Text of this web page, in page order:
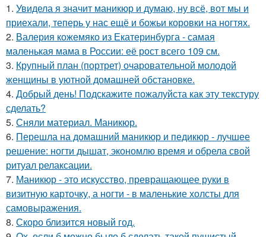
1. Увидела я значит маникюр и думаю, ну всё, вот мы и
приехали, теперь у нас ещё и божьи коровки на ногтях.
2. Валерия кожемяко из Екатеринбурга - самая
маленькая мама в России: её рост всего 109 см.
3. Крупный план (портрет) очаровательной молодой
женщины в уютной домашней обстановке.
4. Добрый день! Подскажите пожалуйста как эту текстуру
сделать?
5. Сняли материал. Маникюр.
6. Перешла на домашний маникюр и педикюр - лучшее
решение: ногти дышат, экономлю время и обрела свой
ритуал релаксации.
7. Маникюр - это искусство, превращающее руки в
визитную карточку, а ногти - в маленькие холсты для
самовыражения.
8. Скоро близится новый год.